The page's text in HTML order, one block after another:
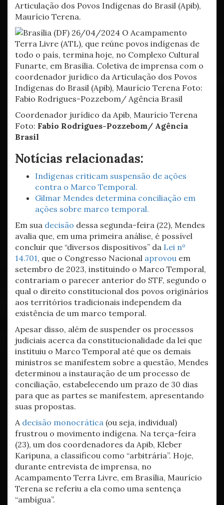
Articulação dos Povos Indígenas do Brasil (Apib),
Maurício Terena.
Coordenador jurídico da Apib, Maurício Terena
Foto: Fabio Rodrigues-Pozzebom/ Agência
Brasil
Notícias relacionadas:
Indígenas criticam suspensão de ações
contra o Marco Temporal.
Gilmar Mendes determina conciliação em
ações sobre marco temporal.
Em sua decisão dessa segunda-feira (22), Mendes
avalia que, em uma primeira análise, é possível
concluir que “diversos dispositivos” da Lei nº
14.701, que o Congresso Nacional aprovou em
setembro de 2023, instituindo o Marco Temporal,
contrariam o parecer anterior do STF, segundo o
qual o direito constitucional dos povos originários
aos territórios tradicionais independem da
existência de um marco temporal.
Apesar disso, além de suspender os processos
judiciais acerca da constitucionalidade da lei que
instituiu o Marco Temporal até que os demais
ministros se manifestem sobre a questão, Mendes
determinou a instauração de um processo de
conciliação, estabelecendo um prazo de 30 dias
para que as partes se manifestem, apresentando
suas propostas.
A decisão monocrática (ou seja, individual)
frustrou o movimento indígena. Na terça-feira
(23), um dos coordenadores da Apib, Kleber
Karipuna, a classificou como “arbitrária”. Hoje,
durante entrevista de imprensa, no
Acampamento Terra Livre, em Brasília, Maurício
Terena se referiu a ela como uma sentença
“ambígua”.